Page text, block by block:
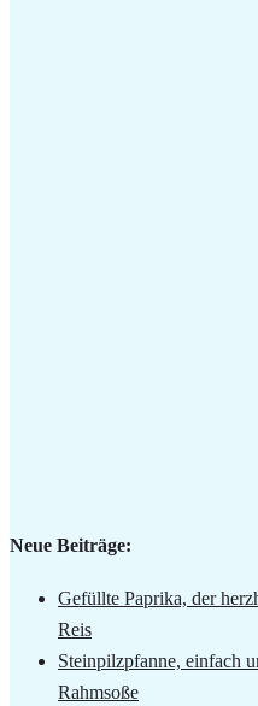
Neue Beiträge:
Gefüllte Paprika, der
Reis
Steinpilzpfanne, einfach
Rahmsoße